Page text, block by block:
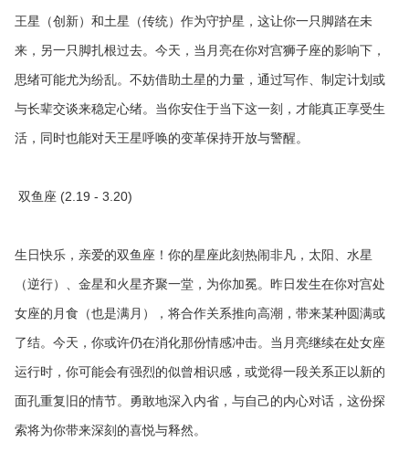
王星（创新）和土星（传统）作为守护星，这让你一只脚踏在未
来，另一只脚扎根过去。今天，当月亮在你对宫狮子座的影响下，
思绪可能尤为纷乱。不妨借助土星的力量，通过写作、制定计划或
与长辈交谈来稳定心绪。当你安住于当下这一刻，才能真正享受生
活，同时也能对天王星呼唤的变革保持开放与警醒。
双鱼座 (2.19 - 3.20)
生日快乐，亲爱的双鱼座！你的星座此刻热闹非凡，太阳、水星
（逆行）、金星和火星齐聚一堂，为你加冕。昨日发生在你对宫处
女座的月食（也是满月），将合作关系推向高潮，带来某种圆满或
了结。今天，你或许仍在消化那份情感冲击。当月亮继续在处女座
运行时，你可能会有强烈的似曾相识感，或觉得一段关系正以新的
面孔重复旧的情节。勇敢地深入内省，与自己的内心对话，这份探
索将为你带来深刻的喜悦与释然。